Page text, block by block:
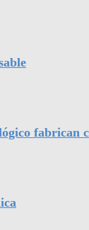
fabrican